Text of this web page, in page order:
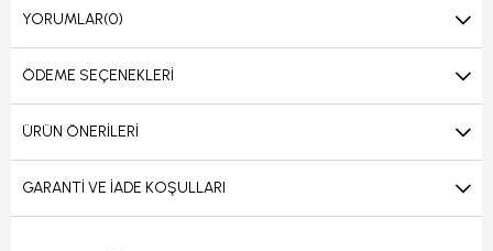
YORUMLAR(0)
ÖDEME SEÇENEKLERI
ÜRÜN ÖNERILERI
GARANTI VE İADE KOŞULLARI